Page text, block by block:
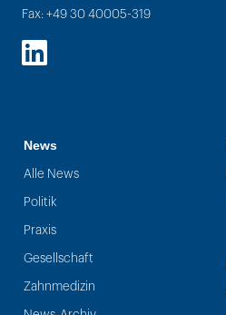
Fax: +49 30 40005-319
LinkedIn
News
Alle News
Politik
Praxis
Gesellschaft
Zahnmedizin